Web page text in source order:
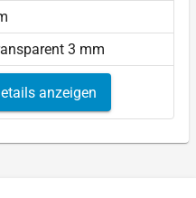
3 mm
anzeigen